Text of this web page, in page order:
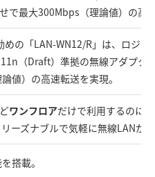
で最大300Mbps（理論値）の高
めの「LAN-WN12/R」は、ロジ
（Draft）準拠の無線アダプタ
値）の高速転送を実現。
ワンフロアだけで利用するのに
ーズナブルで気軽に無線LANが
搭載。